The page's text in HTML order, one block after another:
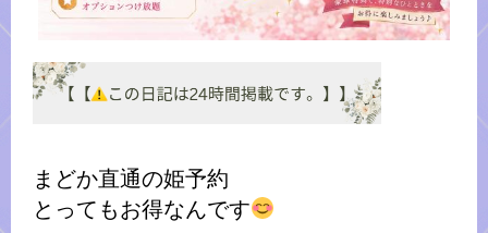
まどか直通の姫予約
とってもお得なんです